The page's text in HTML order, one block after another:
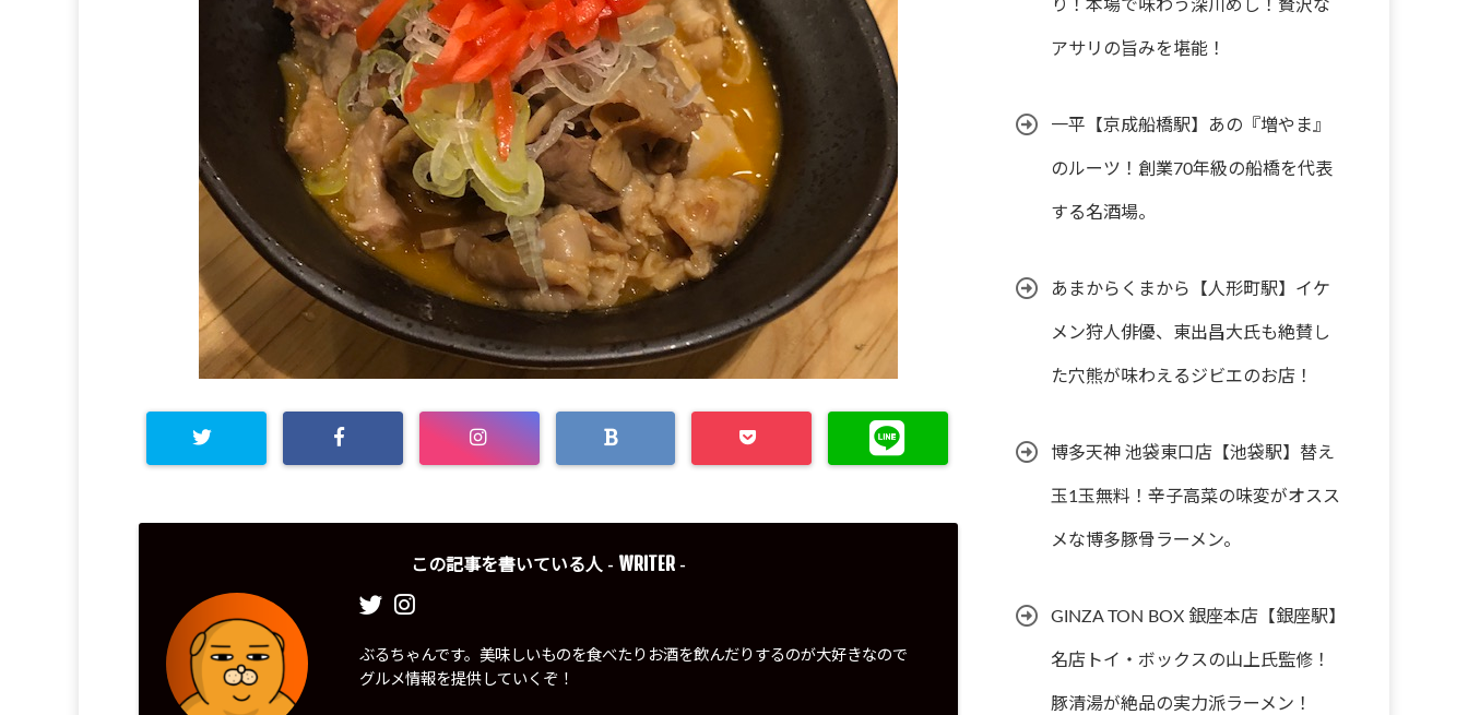
この記事を書いている人 - WRITER -
ぶるちゃんです。美味しいものを食べたりお酒を飲んだりするのが大好きなので
グルメ情報を提供していくぞ！
り！本場で味わう深川めし！贅沢な
アサリの旨みを堪能！
一平【京成船橋駅】あの『増やま』
のルーツ！創業70年級の船橋を代表
する名酒場。
あまからくまから【人形町駅】イケ
メン狩人俳優、東出昌大氏も絶賛し
た穴熊が味わえるジビエのお店！
博多天神 池袋東口店【池袋駅】替え
玉1玉無料！辛子高菜の味変がオスス
メな博多豚骨ラーメン。
GINZA TON BOX 銀座本店【銀座駅】
名店トイ・ボックスの山上氏監修！
豚清湯が絶品の実力派ラーメン！